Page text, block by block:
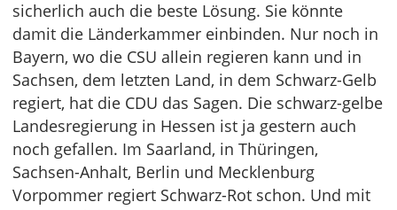
sicherlich auch die beste Lösung. Sie könnte
damit die Länderkammer einbinden. Nur noch in
Bayern, wo die CSU allein regieren kann und in
Sachsen, dem letzten Land, in dem Schwarz-Gelb
regiert, hat die CDU das Sagen. Die schwarz-gelbe
Landesregierung in Hessen ist ja gestern auch
noch gefallen. Im Saarland, in Thüringen,
Sachsen-Anhalt, Berlin und Mecklenburg
Vorpommer regiert Schwarz-Rot schon. Und mit